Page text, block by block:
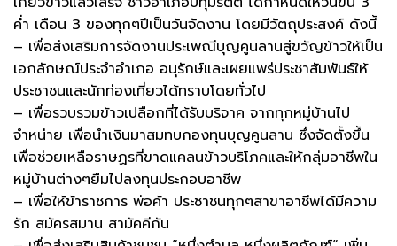
ค่ำ เดือน 3 ของทุกๆปีเป็นวันจัดงาน โดยมีวัตถุประสงค์ ดังนี้
– เพื่อส่งเสริมการจัดงานประเพณีบุญคูนลานสู่ขวัญข้าวให้เป็น
เอกลักษณ์ประจำอำเภอ อนุรักษ์และเผยแพร่ประชาสัมพันธ์ให้
ประชาชนและนักท่องเที่ยวได้ทราบโดยทั่วไป
– เพื่อรวบรวมข้าวเปลือกที่ได้รับบริจาค จากทุกหมู่บ้านไป
จำหน่าย เพื่อนำเงินมาสมทบกองทุนบุญคูนลาน ซึ่งจัดตั้งขึ้น
เพื่อช่วยเหลือราษฏรที่ขาดแคลนข้าวบริโภคและให้กลุ่มอาชีพใน
หมู่บ้านต่างๆยืมไปลงทุนประกอบอาชีพ
– เพื่อให้ข้าราชการ พ่อค้า ประชาชนทุกๆสาขาอาชีพได้มีความ
รัก สมัครสมาน สามัคคีกัน